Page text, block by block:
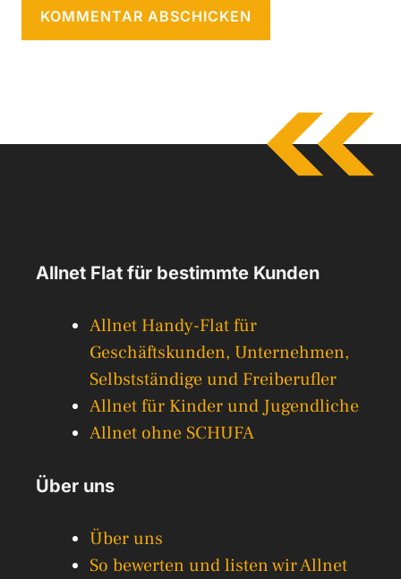
Allnet Flat für bestimmte Kunden
Allnet Handy-Flat für
Geschäftskunden, Unternehmen,
Selbstständige und Freiberufler
Allnet für Kinder und Jugendliche
Allnet ohne SCHUFA
Über uns
Über uns
So bewerten und listen wir Allnet